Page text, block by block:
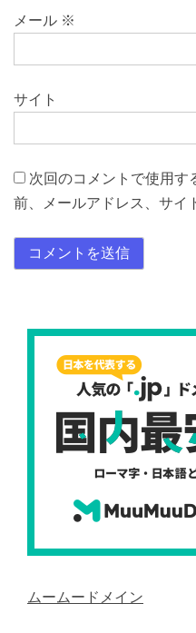
メール ※
サイト
次回のコメントで使用す
前、メールアドレス、サイ
ムームードメイン